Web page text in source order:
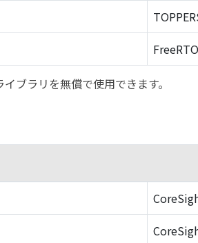
ブラリを無償で使用できます。